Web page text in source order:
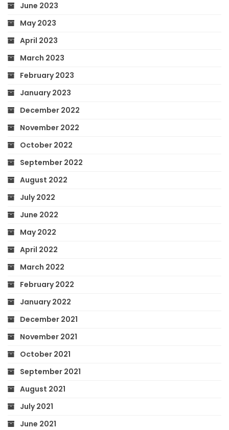
June 2023
May 2023
April 2023
March 2023
February 2023
January 2023
December 2022
November 2022
October 2022
September 2022
August 2022
July 2022
June 2022
May 2022
April 2022
March 2022
February 2022
January 2022
December 2021
November 2021
October 2021
September 2021
August 2021
July 2021
June 2021